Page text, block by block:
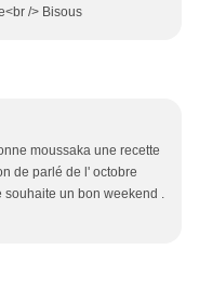
/> Bisous
moussaka une recette
de parlé de l' octobre
souhaite un bon weekend .